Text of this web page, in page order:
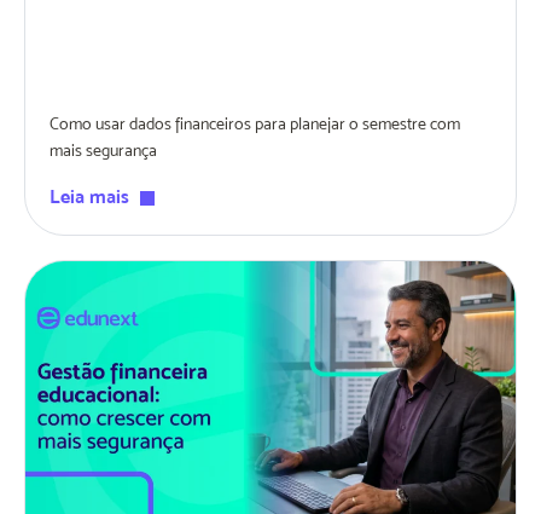
Como usar dados financeiros para planejar o semestre com
mais segurança
Leia mais